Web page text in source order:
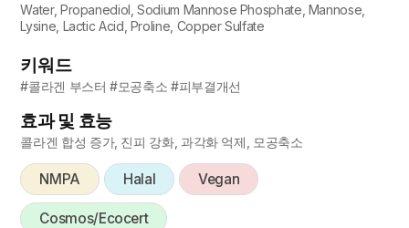
Water, Propanediol, Sodium Mannose Phosphate, Mannose,
Lysine, Lactic Acid, Proline, Copper Sulfate
키워드
#콜라겐 부스터 #모공축소 #피부결개선
효과 및 효능
콜라겐 합성 증가, 진피 강화, 과각화 억제, 모공축소
NMPA Halal Vegan
Cosmos/Ecocert